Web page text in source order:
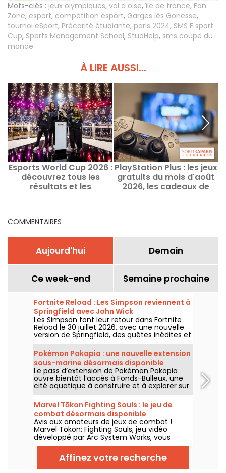
Mots-clés : jeux olympiques, val d oise, île de france, Fan
Zone, esport, compétition esport, Garges lès Gonesse,
tournoi eSport, Précarité étudiante, paris 2024, SMS E sport
Cup, Sports Management School, StudHelp, sms coupe du
monde
À LIRE AUSSI...
Esports World Cup 2026 :
découvrez tous les
résultats et les
PlayStation Plus : les jeux
gratuits du mois d'août
2026, les cadeaux de
COMMENTAIRES
Aujourd'hui Demain
Ce week-end Semaine prochaine
Fortnite Reload : Les Simpson reviennent à
Springfield avec John Wick
Les Simpson font leur retour dans Fortnite
Reload le 30 juillet 2026, avec une nouvelle
version de Springfield, des quêtes inédites et
un crossover avec John Wick. La mise à jour
ajoute plusieurs lieux emblématiques, un
style spécial pour le célèbre assassin et de
nouveaux éléments de gameplay.
Pokémon Pokopia : une nouvelle extension
sous-marine désormais disponible
Le pass d’extension de Pokémon Pokopia
ouvre bientôt l’accès à Fonds-Bulleux, une
cité aquatique à construire et à explorer sur
Nintendo Switch 2. Cette première vague de
contenu payant sera disponible le 5 août
2026 avec de nouveaux Pokémon,
bâtiments et mécaniques sous-marines.
Marvel Tōkon Fighting Souls : le jeu de
combat désormais disponible
Avis aux amateurs de jeux de combat !
Marvel Tōkon: Fighting Souls, jeu vidéo
développé par Arc System Works, vous
attend depuis le 6 août 2026 sur PC et PS5.
Un titre qui mise sur des affrontements
stratégiques en 4 contre 4 mettant en
scène des héros et vilains de l’univers
Affinez votre recherche